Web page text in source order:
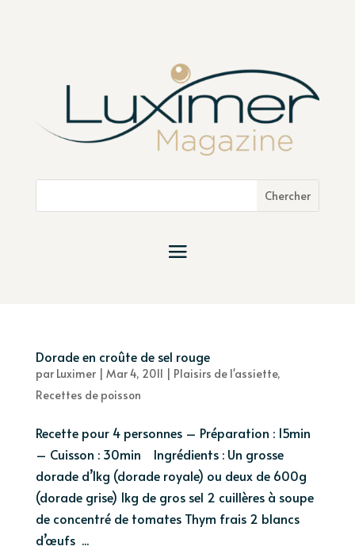
Dorade en croûte de sel rouge
par Luximer| Mar 4, 2011 | Plaisirs de l'assiette,
Recettes de poisson
Recette pour 4 personnes – Préparation : 15min
– Cuisson : 30min Ingrédients : Un grosse
dorade d’1kg (dorade royale) ou deux de 600g
(dorade grise) 1kg de gros sel 2 cuillères à soupe
de concentré de tomates Thym frais 2 blancs
d’œufs ...